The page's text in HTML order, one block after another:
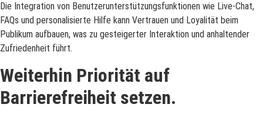
Die Integration von Benutzerunterstützungsfunktionen wie Live-Chat,
FAQs und personalisierte Hilfe kann Vertrauen und Loyalität beim
Publikum aufbauen, was zu gesteigerter Interaktion und anhaltender
Zufriedenheit führt.
Weiterhin Priorität auf
Barrierefreiheit setzen.